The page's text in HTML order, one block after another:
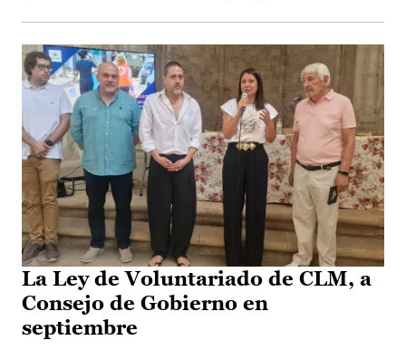
La Ley de Voluntariado de CLM, a
Consejo de Gobierno en
septiembre